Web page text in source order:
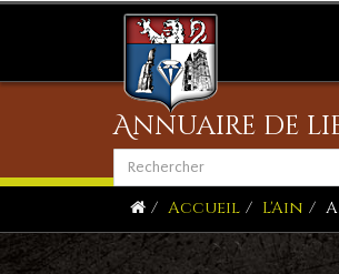
Annuaire de
Accueil L'Ain